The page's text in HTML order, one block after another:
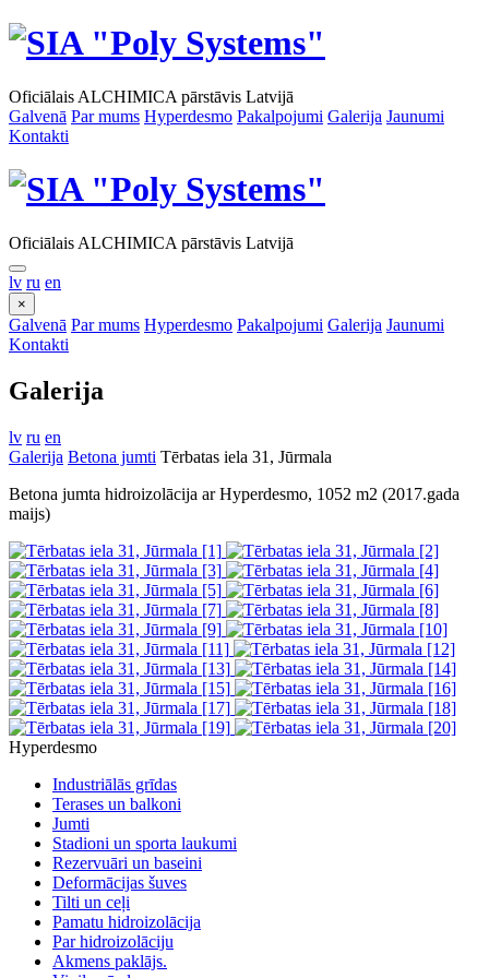
Oficiālais ALCHIMICA pārstāvis Latvijā
Galvenā Par mums Hyperdesmo Pakalpojumi Galerija Jaunumi
Kontakti
Oficiālais ALCHIMICA pārstāvis Latvijā
lv ru en
×
Galvenā Par mums Hyperdesmo Pakalpojumi Galerija Jaunumi
Kontakti
Galerija
lv ru en
Galerija Betona jumti Tērbatas iela 31, Jūrmala
Betona jumta hidroizolācija ar Hyperdesmo, 1052 m2 (2017.gada
maijs)
Hyperdesmo
Industriālās grīdas
Terases un balkoni
Jumti
Stadioni un sporta laukumi
Rezervuāri un baseini
Deformācijas šuves
Tilti un ceļi
Pamatu hidroizolācija
Par hidroizolāciju
Akmens paklājs.